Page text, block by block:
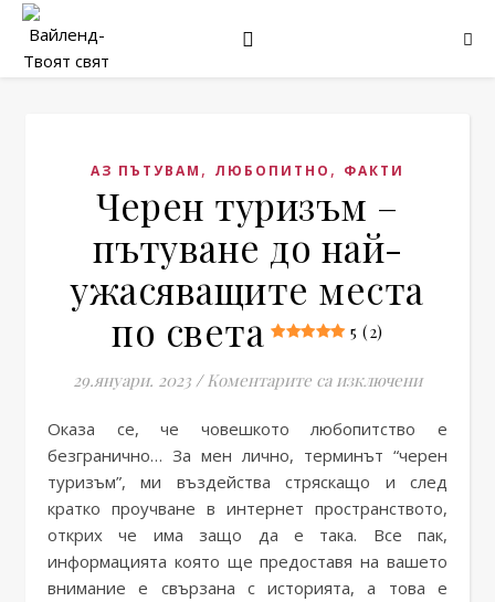
АЗ ПЪТУВАМ , ЛЮБОПИТНО , ФАКТИ
Черен туризъм –
пътуване до най-
ужасяващите места
по света
5 (2)
29.януари. 2023 / Коментарите са изключениза
Оказа се, че човешкото любопитство е
безгранично… За мен лично, терминът “черен
туризъм”, ми въздейства стряскащо и след
кратко проучване в интернет пространството,
открих че има защо да е така. Все пак,
информацията която ще предоставя на вашето
внимание е свързана с историята, а това е